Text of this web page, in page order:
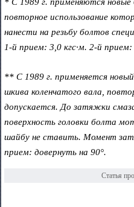
повторное использование
нанести на резьбу болтов
1-й прием: 3,0 кгс·м. 2-й прием:
** С 1989 г. применяется
шкива коленчатого вала,
допускается. До затяжки
поверхность головки болта
шайбу не ставить. Момент
прием: довернуть на 90°.
Статья